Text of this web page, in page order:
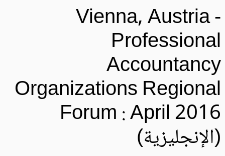
Vienna, Austria
Organizations
Forum : April